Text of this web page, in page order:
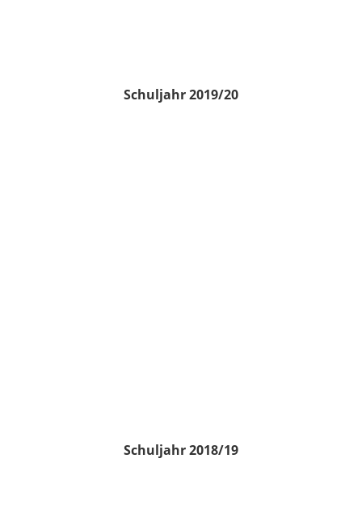
Schuljahr 2019/20
Schuljahr 2018/19